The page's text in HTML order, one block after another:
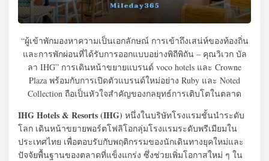
“ผู้เข้าพักมองหาความเป็นเอกลักษณ์ การเข้าถึงเสน่ห์ของท้องถิ่น
และการพักผ่อนที่ได้รับการออกแบบอย่างพิถีพิถัน – คุณวิเวก บัล
ลา IHG” การเดินหน้าขยายแบรนด์ voco hotels และ Crowne
Plaza พร้อมกับการเปิดตัวแบรนด์ใหม่อย่าง Ruby และ Noted
Collection ถือเป็นหัวใจสำคัญของกลยุทธ์การเติบโตในตลาด
IHG Hotels & Resorts (IHG) หนึ่งในบริษัทโรงแรมชั้นนำระดับ
โลก เดินหน้าขยายพอร์ตโฟลิโอกลุ่มโรงแรมระดับพรีเมียมใน
ประเทศไทย เพื่อตอบรับกับพฤติกรรมของนักเดินทางยุคใหม่และ
ปัจจัยพื้นฐานของตลาดที่แข็งแกร่ง ซึ่งช่วยเพิ่มโอกาสใหม่ ๆ ใน